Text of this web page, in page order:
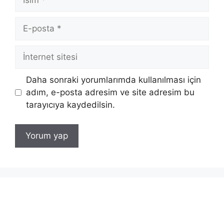
posta
İnternet
Daha sonraki yorumlarımda kullanılması için
adım, e-posta adresim ve site adresim bu
tarayıcıya kaydedilsin.